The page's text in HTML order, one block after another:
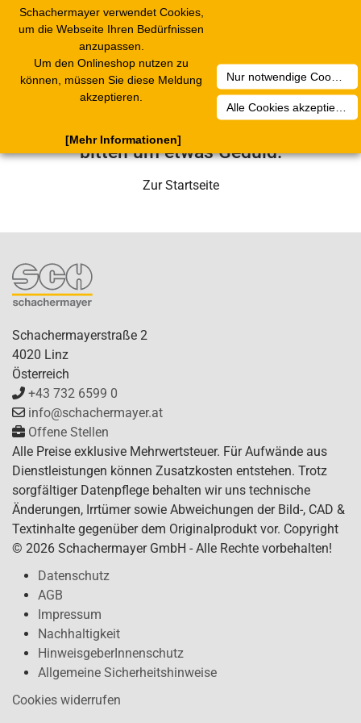
Schachermayer verwendet Cookies,
um die Webseite Ihren Bedürfnissen
anzupassen.
Um den Onlineshop nutzen zu
können, müssen Sie diese Meldung
akzeptieren.
Nur notwendige Cookies akzeptieren
Alle Cookies akzeptieren
[Mehr Informationen]
Leider ist ein technischer Fehler
aufgetreten. Unser Service-Team wird
bitten um etwas Geduld.
Zur Startseite
Schachermayerstraße 2
4020 Linz
Österreich
+43 732 6599 0
info@schachermayer.at
Offene Stellen
Alle Preise exklusive Mehrwertsteuer. Für Aufwände aus
Dienstleistungen können Zusatzkosten entstehen. Trotz
sorgfältiger Datenpflege behalten wir uns technische
Änderungen, Irrtümer sowie Abweichungen der Bild-, CAD &
Textinhalte gegenüber dem Originalprodukt vor. Copyright
© 2026 Schachermayer GmbH - Alle Rechte vorbehalten!
Datenschutz
AGB
Impressum
Nachhaltigkeit
HinweisgeberInnenschutz
Allgemeine Sicherheitshinweise
Cookies widerrufen